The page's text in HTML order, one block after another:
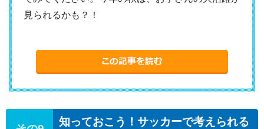
見られるかも？！
知っておこう！サッカーで考えられる